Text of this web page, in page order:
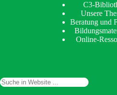
C3-
Unsere
Beratung und
Online-
Suchen